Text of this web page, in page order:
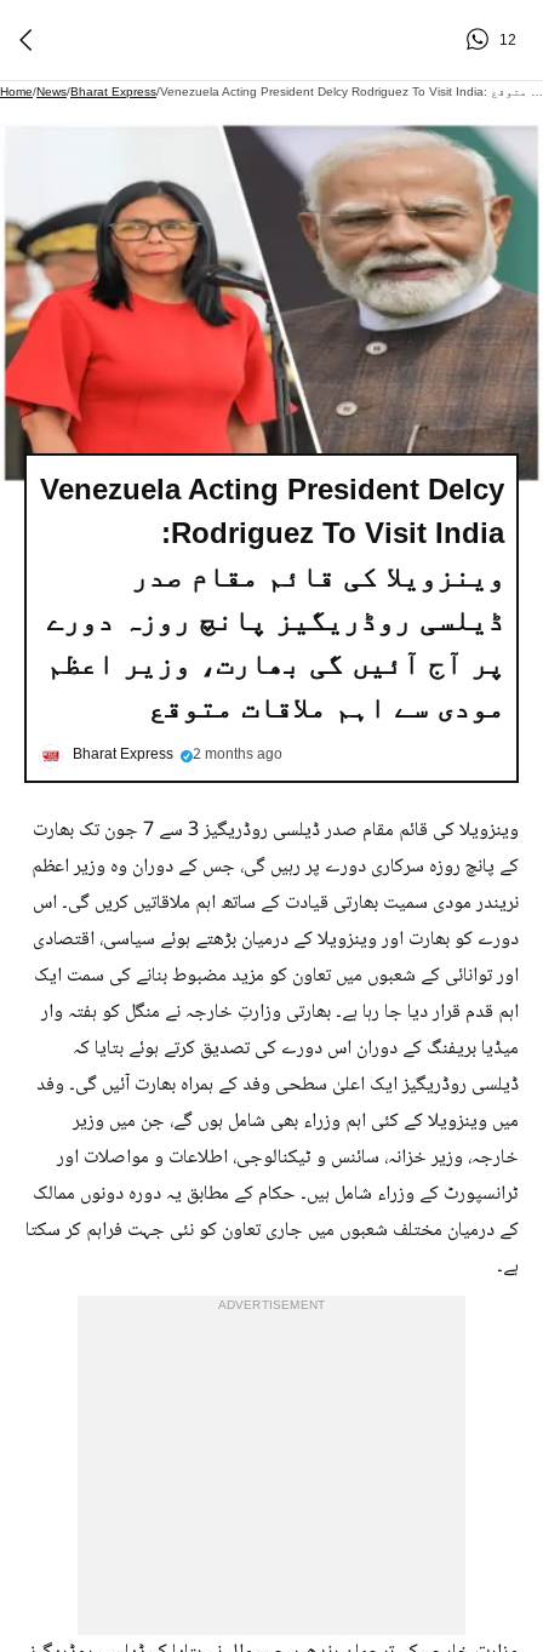
12
Home/News/Bharat Express/
Venezuela Acting President Delcy
Rodriguez To Visit India:
وینزویلا کی قائم مقام صدر
ڈیلسی روڈریگیز پانچ روزہ دورے
پر آج آئیں گی بھارت، وزیر اعظم
مودی سے اہم ملاقات متوقع
Bharat Express 2 months ago
وینزویلا کی قائم مقام صدر ڈیلسی روڈریگیز 3 سے 7 جون تک بھارت
کے پانچ روزہ سرکاری دورے پر رہیں گی، جس کے دوران وہ وزیر اعظم
نریندر مودی سمیت بھارتی قیادت کے ساتھ اہم ملاقاتیں کریں گی۔ اس
دورے کو بھارت اور وینزویلا کے درمیان بڑھتے ہوئے سیاسی، اقتصادی
اور توانائی کے شعبوں میں تعاون کو مزید مضبوط بنانے کی سمت ایک
اہم قدم قرار دیا جا رہا ہے۔ بھارتی وزارتِ خارجہ نے منگل کو ہفتہ وار
میڈیا بریفنگ کے دوران اس دورے کی تصدیق کرتے ہوئے بتایا کہ
ڈیلسی روڈریگیز ایک اعلیٰ سطحی وفد کے ہمراہ بھارت آئیں گی۔ وفد
میں وینزویلا کے کئی اہم وزراء بھی شامل ہوں گے، جن میں وزیر
خارجہ، وزیر خزانہ، سائنس و ٹیکنالوجی، اطلاعات و مواصلات اور
ٹرانسپورٹ کے وزراء شامل ہیں۔ حکام کے مطابق یہ دورہ دونوں ممالک
کے درمیان مختلف شعبوں میں جاری تعاون کو نئی جہت فراہم کر سکتا
ہے۔
ADVERTISEMENT